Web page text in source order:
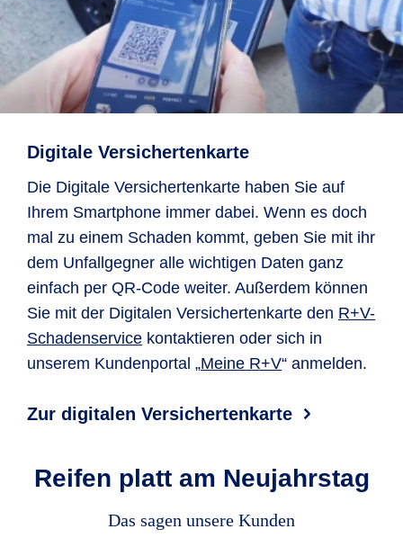
Digitale Versichertenkarte
Die Digitale Versichertenkarte haben Sie auf
Ihrem Smartphone immer dabei. Wenn es doch
mal zu einem Schaden kommt, geben Sie mit ihr
dem Unfallgegner alle wichtigen Daten ganz
einfach per QR-Code weiter. Außerdem können
Sie mit der Digitalen Versichertenkarte den R+V-
Schaden­service kontaktieren oder sich in
unserem Kundenportal „Meine R+V“ anmelden.
Zur digitalen Versichertenkarte
Reifen platt am Neujahrstag
Das sagen unsere Kunden